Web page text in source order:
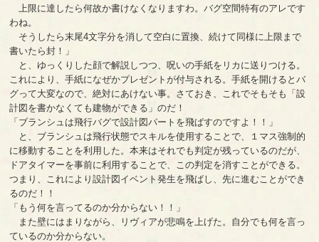
上限に達したら何故か書けなくなりますわ。バグ空間特有のアレです
わね。
そうしたら末尾4文字分を消して空白に置換、続けて同様に上限まで
書いたら封！」
と、ゆっくりした顔で解説しつつ、呪いの手紙をリカに送りつける。
これにより、手紙になぜかプレゼントが付与される。手紙を開けるとバ
グって大変なので、絶対にあけない事。さておき、これでそもそも「設
計図を書かなくても建物ができる」のだ！
「ブランシュは飛行バグで設計図パートを飛ばすのですよ！！」
と、ブランシュは飛行状態でスキルを使用することで、１マス強制的
に移動することを利用した。本来はそれでも判定が残っているのだが、
ドアタイマーを事前に利用することで、この判定を消すことができる。
つまり、これにより設計図イベント発生を飛ばし、先に進むことができ
るのだ！！
「もう何を言ってるのか分からない！！」
また壁にはまりながら、リヴィアが悲鳴を上げた。自分でも何を言っ
ているのか分からない。